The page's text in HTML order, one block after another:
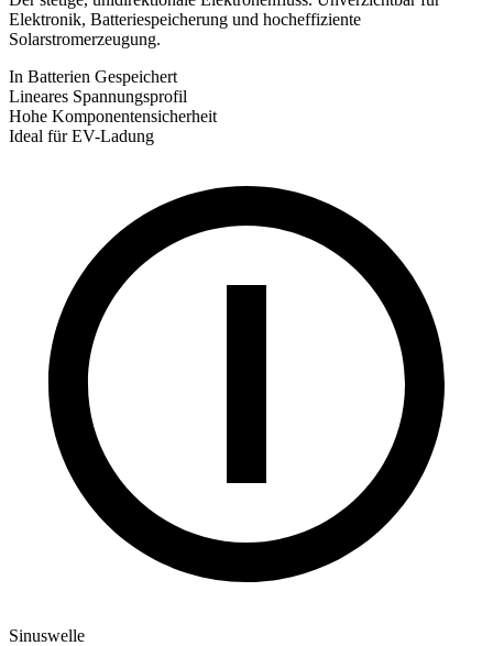
Elektronik, Batteriespeicherung und hocheffiziente
Solarstromerzeugung.
In Batterien Gespeichert
Lineares Spannungsprofil
Hohe Komponentensicherheit
Ideal für EV-Ladung
Sinuswelle